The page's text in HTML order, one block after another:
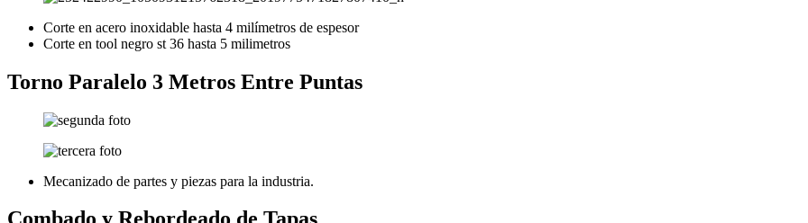
Corte en acero inoxidable hasta 4 milímetros de espesor
Corte en tool negro st 36 hasta 5 milimetros
Torno Paralelo 3 Metros Entre Puntas
Mecanizado de partes y piezas para la industria.